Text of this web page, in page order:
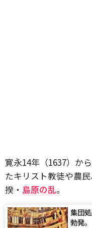
寛永14年（1637）か
たキリスト教徒や農
揆・ 島原の乱。
集団
勃発